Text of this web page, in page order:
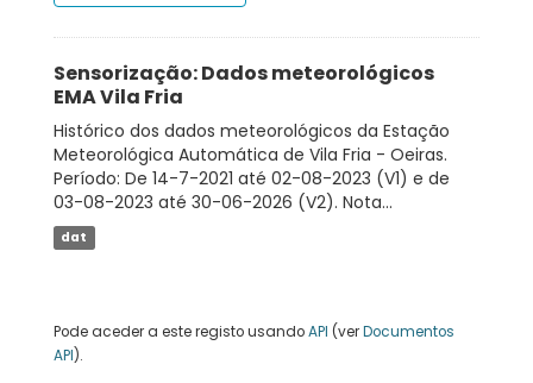
Sensorização: Dados meteorológicos
EMA Vila Fria
Histórico dos dados meteorológicos da Estação
Meteorológica Automática de Vila Fria - Oeiras.
Período: De 14-7-2021 até 02-08-2023 (V1) e de
03-08-2023 até 30-06-2026 (V2). Nota...
dat
Pode aceder a este registo usandoAPI (verDocumentos
API).